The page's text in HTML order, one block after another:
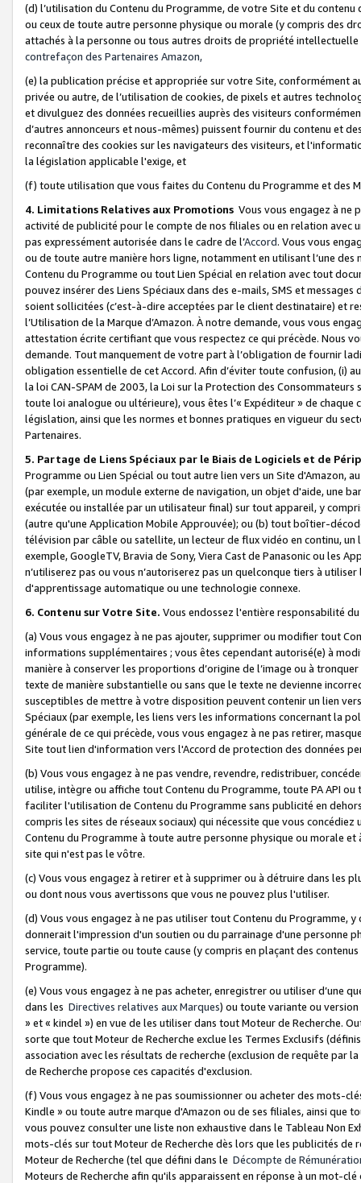
(d) l’utilisation du Contenu du Programme, de votre Site et du
ou ceux de toute autre personne physique ou morale (y compris des
attachés à la personne ou tous autres droits de propriété
contrefaçon des Partenaires Amazon,
(e) la publication précise et appropriée sur votre Site, conformément
privée ou autre, de l’utilisation de cookies, de pixels et autres
et divulguez des données recueillies auprès des visiteurs
d’autres annonceurs et nous-mêmes) puissent fournir du contenu et
reconnaître des cookies sur les navigateurs des visiteurs, et
la législation applicable l'exige, et
(f) toute utilisation que vous faites du Contenu du Programme et des
4. Limitations Relatives aux Promotions Vous vous engagez à ne
activité de publicité pour le compte de nos filiales ou en relation avec
pas expressément autorisée dans le cadre de l’Accord. Vous vous
ou de toute autre manière hors ligne, notamment en utilisant l’une
Contenu du Programme ou tout Lien Spécial en relation avec tout
pouvez insérer des Liens Spéciaux dans des e-mails, SMS et
soient sollicitées (c’est-à-dire acceptées par le client destinataire) et
l’Utilisation de la Marque d’Amazon. À notre demande, vous vous
attestation écrite certifiant que vous respectez ce qui précède. Nous
demande. Tout manquement de votre part à l’obligation de fournir
obligation essentielle de cet Accord. Afin d’éviter toute confusion, (i)
la loi CAN-SPAM de 2003, la Loi sur la Protection des
toute loi analogue ou ultérieure), vous êtes l’« Expéditeur » de
législation, ainsi que les normes et bonnes pratiques en vigueur du
Partenaires.
5. Partage de Liens Spéciaux par le Biais de Logiciels et de
Programme ou Lien Spécial ou tout autre lien vers un Site d'Amazon,
(par exemple, un module externe de navigation, un objet d'aide, une
exécutée ou installée par un utilisateur final) sur tout appareil, y
(autre qu'une Application Mobile Approuvée); ou (b) tout boîtier-
télévision par câble ou satellite, un lecteur de flux vidéo en continu,
exemple, GoogleTV, Bravia de Sony, Viera Cast de Panasonic ou les
n’utiliserez pas ou vous n’autoriserez pas un quelconque tiers à
d'apprentissage automatique ou une technologie connexe.
6. Contenu sur Votre Site. Vous endossez l'entière responsabilité
(a) Vous vous engagez à ne pas ajouter, supprimer ou modifier tout
informations supplémentaires ; vous êtes cependant autorisé(e) à
manière à conserver les proportions d’origine de l’image ou à
texte de manière substantielle ou sans que le texte ne devienne
susceptibles de mettre à votre disposition peuvent contenir un lien
Spéciaux (par exemple, les liens vers les informations concernant la
générale de ce qui précède, vous vous engagez à ne pas retirer,
Site tout lien d'information vers l'Accord de protection des données
(b) Vous vous engagez à ne pas vendre, revendre, redistribuer,
utilise, intègre ou affiche tout Contenu du Programme, toute PA API
faciliter l'utilisation de Contenu du Programme sans publicité en
compris les sites de réseaux sociaux) qui nécessite que vous
Contenu du Programme à toute autre personne physique ou morale
site qui n'est pas le vôtre.
(c) Vous vous engagez à retirer et à supprimer ou à détruire dans les
ou dont nous vous avertissons que vous ne pouvez plus l'utiliser.
(d) Vous vous engagez à ne pas utiliser tout Contenu du Programme,
donnerait l'impression d'un soutien ou du parrainage d'une personne
service, toute partie ou toute cause (y compris en plaçant des
Programme).
(e) Vous vous engagez à ne pas acheter, enregistrer ou utiliser d’une
dans les Directives relatives aux Marques) ou toute variante ou
» et « kindel ») en vue de les utiliser dans tout Moteur de Recherche.
sorte que tout Moteur de Recherche exclue les Termes Exclusifs
association avec les résultats de recherche (exclusion de requête
de Recherche propose ces capacités d'exclusion.
(f) Vous vous engagez à ne pas soumissionner ou acheter des mots-
Kindle » ou toute autre marque d'Amazon ou de ses filiales, ainsi que
vous pouvez consulter une liste non exhaustive dans le Tableau Non
mots-clés sur tout Moteur de Recherche dès lors que les publicités de
Moteur de Recherche (tel que défini dans le Décompte de
Moteurs de Recherche afin qu'ils apparaissent en réponse à un mot-